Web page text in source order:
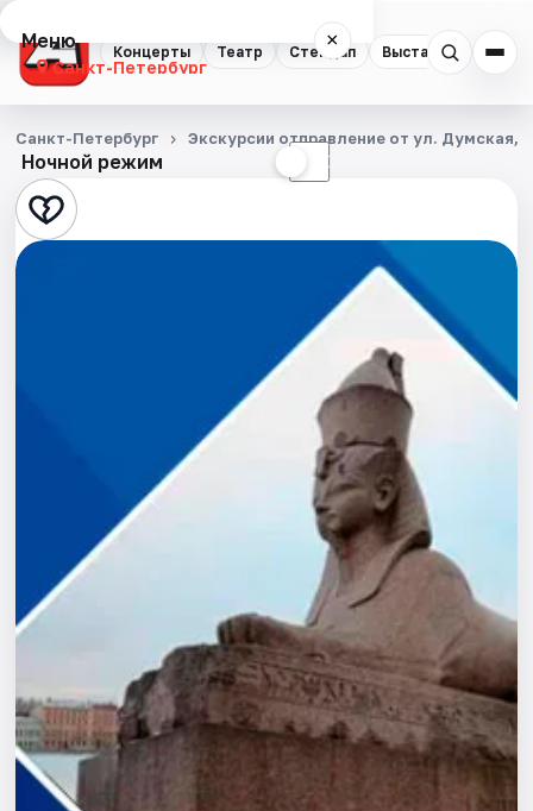
Концерты Театр Стендап Выставки
Меню ×
Санкт-Петербург
Концерты
Театр
Стендап
Города
Артисты
Рейтинги
Ночной режим ☾
Санкт-Петербург Экскурсии отправление от ул. Думская,